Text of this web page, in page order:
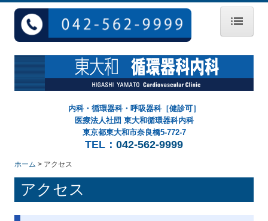
院長紹介
アクセス
内科・循環器科・呼吸器科［健診可］
医療法人社団 東大和循環器科内科
東京都東大和市奈良橋5-772-7
TEL： 042-562-9999
ホーム アクセス
アクセス